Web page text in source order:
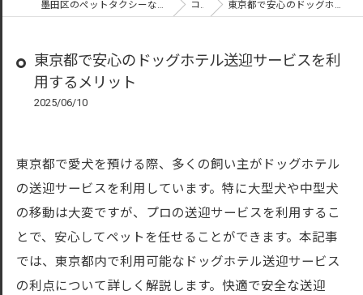
墨田区のペットタクシーならペットタクシーCoCoタク東京墨田店 コラム 東京都で安心のドッグホテル送迎サービスを利用するメリット
東京都で安心のドッグホテル送迎サービスを利
用するメリット
2025/06/10
東京都で愛犬を預ける際、多くの飼い主がドッグホテル
の送迎サービスを利用しています。特に大型犬や中型犬
の移動は大変ですが、プロの送迎サービスを利用するこ
とで、安心してペットを任せることができます。本記事
では、東京都内で利用可能なドッグホテル送迎サービス
の利点について詳しく解説します。快適で安全な送迎